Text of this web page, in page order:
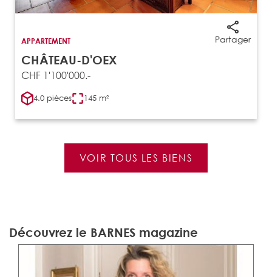
Partager
APPARTEMENT
CHÂTEAU-D'OEX
CHF 1'100'000.-
4.0 pièces 145 m²
VOIR TOUS LES BIENS
Découvrez le BARNES magazine